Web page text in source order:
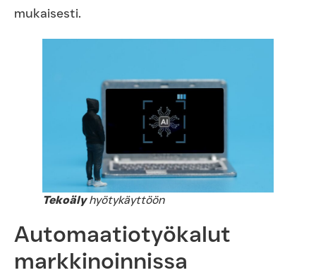
mukaisesti.
Tekoälyhyötykäyttöön
Automaatiotyökalut
markkinoinnissa